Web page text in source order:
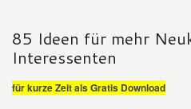
85 Ideen für mehr
Interessenten
für kurze Zeit als Gratis Download